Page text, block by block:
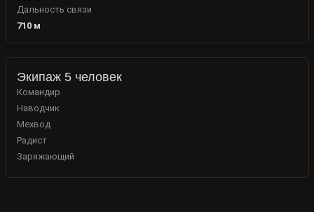
Дальность связи
710м
Экипаж 5 человек
Командир
Наводчик
Мехвод
Радист
Заряжающий